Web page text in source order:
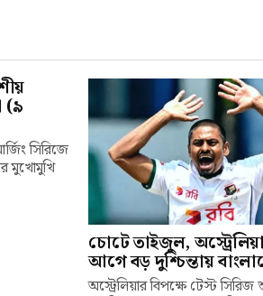
(৯
সিরিজে
মুখোমুখি
চোটে তাইজুল,
আগে বড় দুশ্চিন্তায়
অস্ট্রেলিয়ার বিপক্ষে টেস্ট